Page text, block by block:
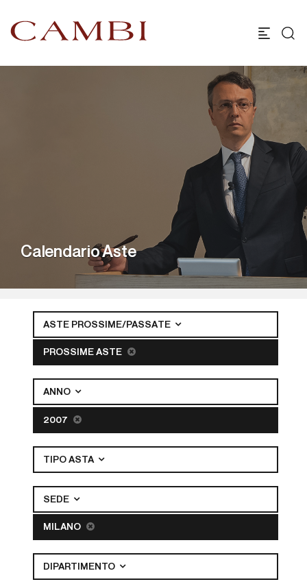
Calendario Aste
ASTE PROSSIME/PASSATE
PROSSIME ASTE
ANNO
2007
TIPO ASTA
SEDE
MILANO
DIPARTIMENTO